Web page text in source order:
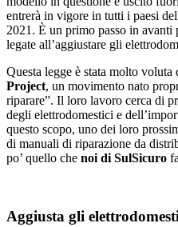
entrerà in vigore in tutti i paesi
2021. È un primo passo in avanti
legate all’aggiustare gli
Questa legge è stata molto voluta
Project, un movimento nato
riparare”. Il loro lavoro cerca di
degli elettrodomestici e
questo scopo, uno dei loro
di manuali di riparazione da
po’ quello che noi di SulSicuro
Aggiusta gli